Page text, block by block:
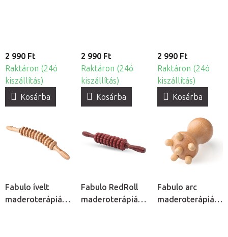
2 990 Ft
Raktáron (24ó
kiszállítás)
Kosárba
2 990 Ft
Raktáron (24ó
kiszállítás)
Kosárba
2 990 Ft
Raktáron (24ó
kiszállítás)
Kosárba
Fabulo ívelt
maderoterápiás
Fabulo RedRoll
maderoterápiás
Fabulo arc
maderoterápiás